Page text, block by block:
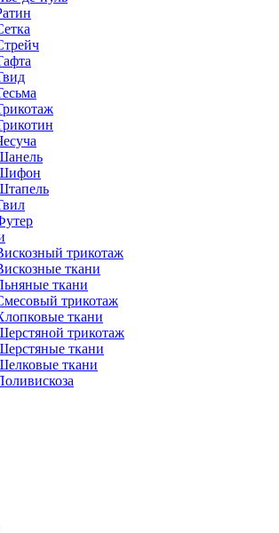
трикотаж
ткани
ткани
трикотаж
ткани
трикотаж
ткани
ткани